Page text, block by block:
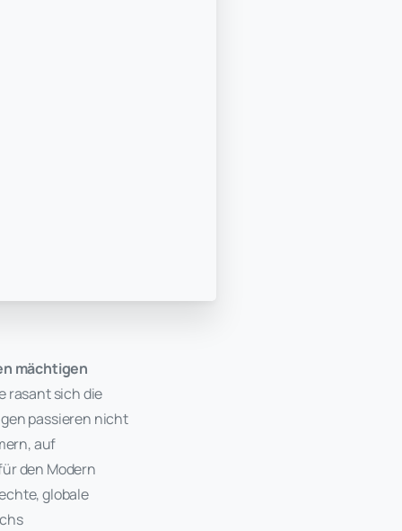
mächtigen
rasant sich die
passieren nicht
auf
den Modern
globale